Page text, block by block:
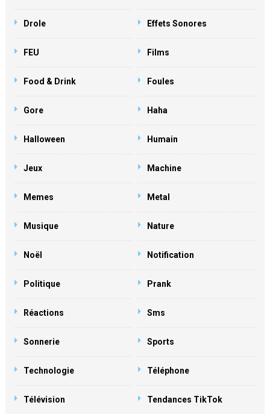
Drole Effets Sonores
FEU Films
Food & Drink Foules
Gore Haha
Halloween Humain
Jeux Machine
Memes Metal
Musique Nature
Noël Notification
Politique Prank
Réactions Sms
Sonnerie Sports
Technologie Téléphone
Télévision Tendances TikTok